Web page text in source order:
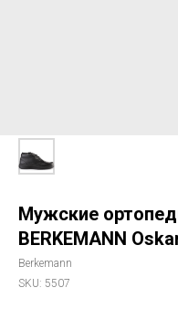
Мужские
BERKEMANN
Berkemann
SKU: 5507